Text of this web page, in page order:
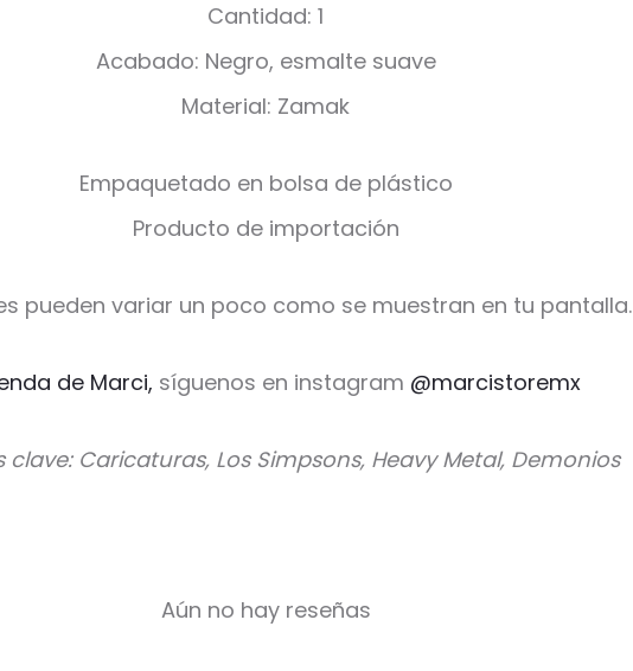
Cantidad: 1
Acabado: Negro, esmalte suave
Material: Zamak
Empaquetado en bolsa de plástico
Producto de importación
pueden variar un poco como se muestran en tu pantalla.
de Marci, síguenos en instagram @marcistoremx
clave: Caricaturas, Los Simpsons, Heavy Metal, Demonios
Aún no hay reseñas